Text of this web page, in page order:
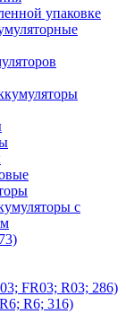
упаковке
с
FR03; R03; 286)
R6; 316)